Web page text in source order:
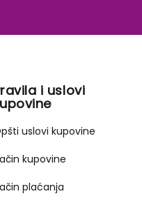
i uslovi
uslovi kupovine
kupovine
plaćanja